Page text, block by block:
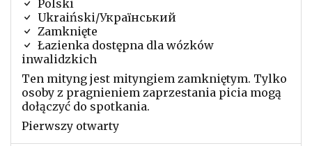
Polski
Ukraiński/Український
Zamknięte
Łazienka dostępna dla wózków
inwalidzkich
Ten mityng jest mityngiem zamkniętym. Tylko
osoby z pragnieniem zaprzestania picia mogą
dołączyć do spotkania.
Pierwszy otwarty